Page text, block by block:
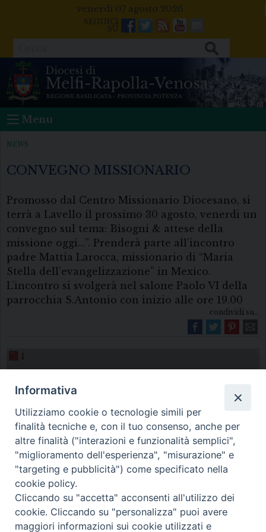
venerdì 07 agosto 2026
Facebook
Twitter
FeedsYoutube
Mail
Menu
NEWS
CONVEGNO MISSIONARIO
Promosso dal Centro Missionario Diocesano, si
terrà a Lavello il prossimo 30 agosto, venerdì un
convegno sul tema: Bisogni & attese della
missione oggi…”. Prenderà parte all’incontro
padre Mattia Larocca, missionario di “Maria
Stella dell’evangelizzazione” in Mexico.
L’incontro si svolgerà nel salone Paolo VI della
parrocchia S.Antonio con inizio alle ore 19.00
condividi su...
Diocesi di Melfi Rapolla Venosa
• Largo Duomo, 12 - 85025 MELFI (PZ) •
Tel. 0972238604
PEC ufficiale della Diocesi:
Informativa
Utilizziamo cookie o tecnologie simili per
finalità tecniche e, con il tuo consenso, anche per
altre finalità ("interazioni e funzionalità semplici",
"miglioramento dell'esperienza", "misurazione" e
"targeting e pubblicità") come specificato nella
cookie policy.
Cliccando su "accetta" acconsenti all'utilizzo dei
cookie. Cliccando su "personalizza" puoi avere
maggiori informazioni sui cookie utilizzati e